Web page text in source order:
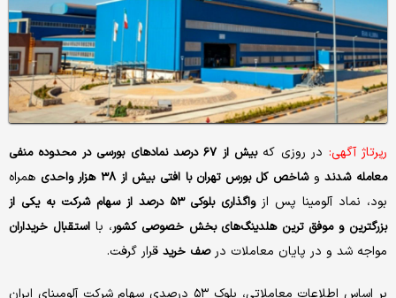
رپرتاژ آگهی: در روزی که
بیش از ۶۷ درصد نمادهای بورسی در محدوده منفی
معامله شدندوشاخص کل بورس تهران با افتی بیش از ۳۸ هزار واحدی
همراه
بود، نماد آلومینا پس از
واگذاری بلوکی ۵۳ درصد از سهام شرکت به یکی از
بزرگترین و موفق ترین هلدینگ‌های بخش خصوصی کشور، بااستقبال خریداران
مواجه شد و در پایان معاملات درصف خرید قرار گرفت.
بر اساس اطلاعات معاملاتی، بلوک ۵۳ درصدی سهام شرکت آلومینای ایران